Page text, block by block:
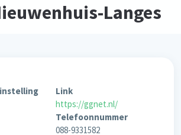
Langes
Link
https://ggnet.nl/
Telefoonnummer
088-9331582